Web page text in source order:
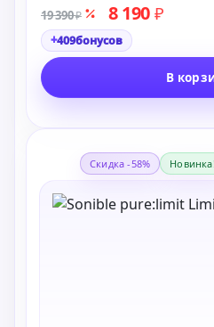
19 390₽ 8 190 ₽
+409бонусов
В
Скидка -58% Новинка!